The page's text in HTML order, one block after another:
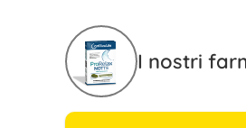
I nostri